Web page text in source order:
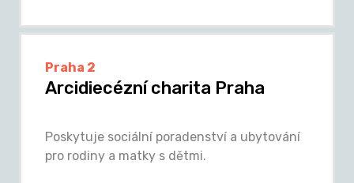
Praha 2
Arcidiecézní charita Praha
Poskytuje sociální poradenství a ubytování
pro rodiny a matky s dětmi.